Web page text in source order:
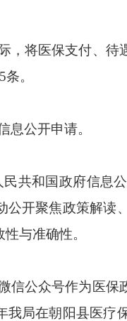
，将医保支付、待
5条。
息公开申请。
共和国政府信息
开聚焦政策解
与准确性。
信公众号作为医
我局在朝阳县医疗